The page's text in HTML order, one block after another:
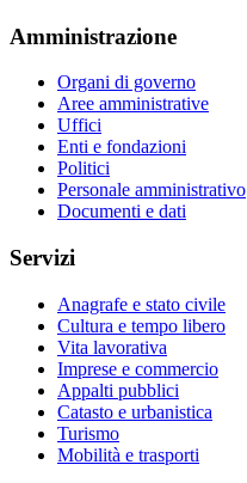
Amministrazione
Organi di governo
Aree amministrative
Uffici
Enti e fondazioni
Politici
Personale amministrativo
Documenti e dati
Servizi
Anagrafe e stato civile
Cultura e tempo libero
Vita lavorativa
Imprese e commercio
Appalti pubblici
Catasto e urbanistica
Turismo
Mobilità e trasporti